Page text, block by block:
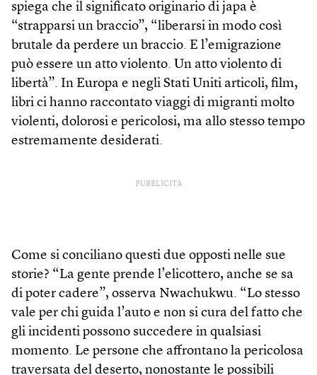
spiega che il significato originario di japa è
“strapparsi un braccio”, “liberarsi in modo così
brutale da perdere un braccio. E l’emigrazione
può essere un atto violento. Un atto violento di
libertà”. In Europa e negli Stati Uniti articoli, film,
libri ci hanno raccontato viaggi di migranti molto
violenti, dolorosi e pericolosi, ma allo stesso tempo
estremamente desiderati.
PUBBLICITÀ
Come si conciliano questi due opposti nelle sue
storie? “La gente prende l’elicottero, anche se sa
di poter cadere”, osserva Nwachukwu. “Lo stesso
vale per chi guida l’auto e non si cura del fatto che
gli incidenti possono succedere in qualsiasi
momento. Le persone che affrontano la pericolosa
traversata del deserto, nonostante le possibili